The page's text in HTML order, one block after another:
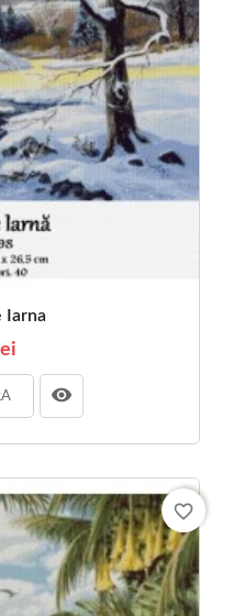
Iarna
favorite_border